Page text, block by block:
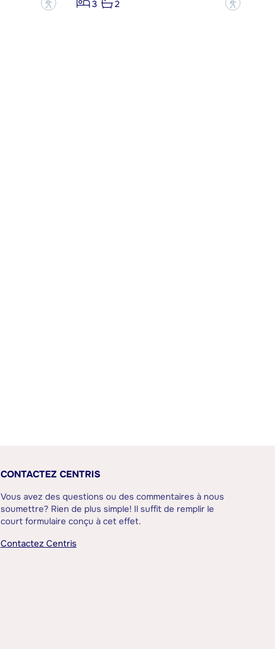
?
3
2 ?
CONTACTEZ CENTRIS
Vous avez des questions ou des commentaires à nous
soumettre? Rien de plus simple! Il suffit de remplir le
court formulaire conçu à cet effet.
Contactez Centris